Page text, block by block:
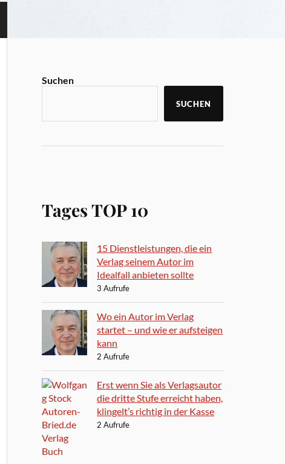
Suchen
SUCHEN
Tages TOP 10
15 Dienstleistungen, die ein
Verlag seinem Autor im
Idealfall anbieten sollte
3 Aufrufe
Wo ein Autor im Verlag
startet – und wie er aufsteigen
kann
2 Aufrufe
Erst wenn Sie als Verlagsautor
die dritte Stufe erreicht haben,
klingelt’s richtig in der Kasse
2 Aufrufe